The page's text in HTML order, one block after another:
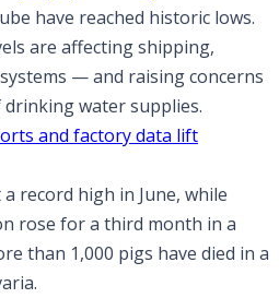
have reached historic lows.
are affecting shipping,
— and raising concerns
water supplies.
and factory data lift
record high in June, while
rose for a third month in a
than 1,000 pigs have died in a